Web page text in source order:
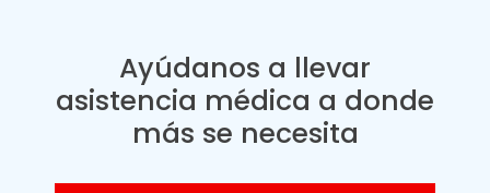
Ayúdanos a llevar
asistencia médica a donde
más se necesita